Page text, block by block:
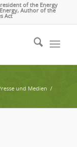
of the Energy
Author of the
Act
und Medien
/